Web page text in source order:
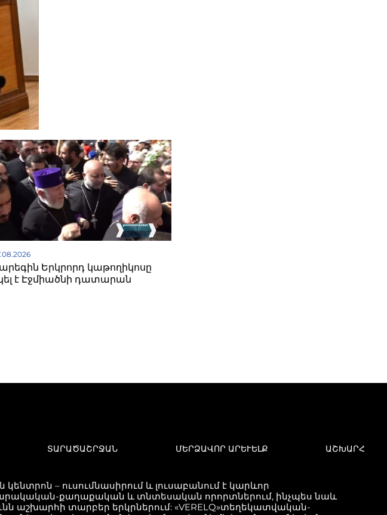
Երկրորդ կաթողիկոսը
է Էջմիածնի դատարան
ՏԱՐԱԾԱՇՐՋԱՆ ՄԵՐՁԱՎՈՐ ԱՐԵՒԵԼՔ ԱՇԽԱՐՀ
– ուսումնասիրում և լուսաբանում է կարևոր
քաղաքական և տնտեսական որորտներում, ինչպես նաև
աշխարհի տարբեր երկրներում: «VERELQ»տեղեկատվական-